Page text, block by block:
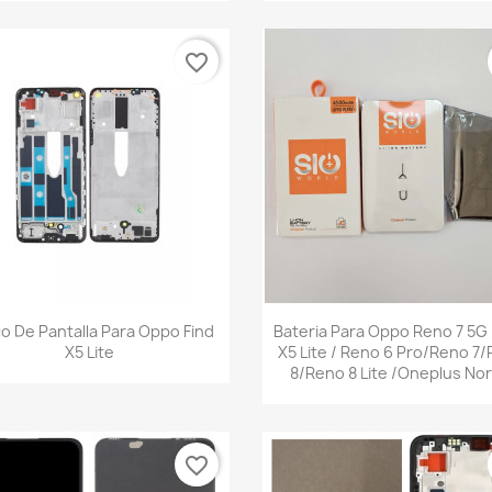
Vista rápida
De Pantalla Para Oppo Find
X5 Lite
favorite_border
Vista rápida
Bateria Para Oppo Reno 7 5G
X5 Lite / Reno 6 Pro/Reno 7/
8/Reno 8 Lite /Oneplus
favorite_border